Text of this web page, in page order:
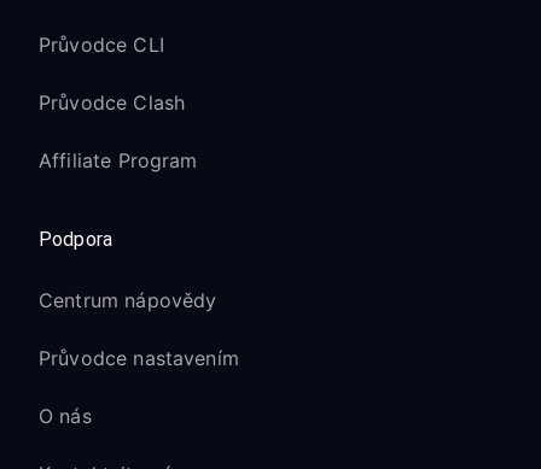
Průvodce CLI
Průvodce Clash
Affiliate Program
Podpora
Centrum nápovědy
Průvodce nastavením
O nás